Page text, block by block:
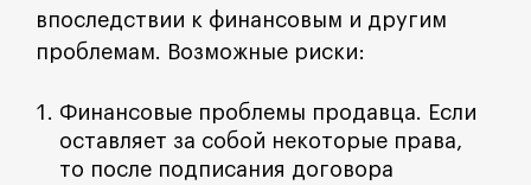
впоследствии к финансовым и другим
проблемам. Возможные риски:
Финансовые проблемы продавца. Если
оставляет за собой некоторые права,
то после подписания договора